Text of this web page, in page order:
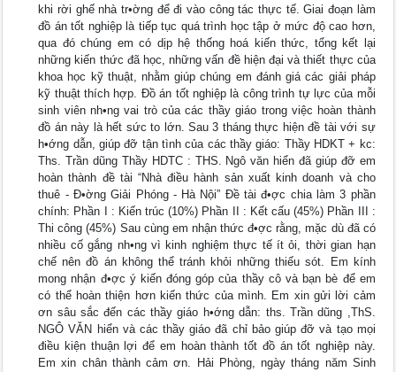
khi rời ghế nhà tr•ờng để đi vào công tác thực tế. Giai đoạn làm
đồ án tốt nghiệp là tiếp tục quá trình học tập ở mức độ cao hơn,
qua đó chúng em có dịp hệ thống hoá kiến thức, tổng kết lại
những kiến thức đã học, những vấn đề hiện đại và thiết thực của
khoa học kỹ thuật, nhằm giúp chúng em đánh giá các giải pháp
kỹ thuật thích hợp. Đồ án tốt nghiệp là công trình tự lực của mỗi
sinh viên nh•ng vai trò của các thầy giáo trong việc hoàn thành
đồ án này là hết sức to lớn. Sau 3 tháng thực hiện đề tài với sự
h•ớng dẫn, giúp đỡ tận tình của các thầy giáo: Thầy HDKT + kc:
Ths. Trần dũng Thầy HDTC : THS. Ngô văn hiển đã giúp đỡ em
hoàn thành đề tài “Nhà điều hành sản xuất kinh doanh và cho
thuê - Đ•ờng Giải Phóng - Hà Nội” Đề tài đ•ợc chia làm 3 phần
chính: Phần I : Kiến trúc (10%) Phần II : Kết cấu (45%) Phần III :
Thi công (45%) Sau cùng em nhận thức đ•ợc rằng, mặc dù đã có
nhiều cố gắng nh•ng vì kinh nghiệm thực tế ít ỏi, thời gian hạn
chế nên đồ án không thể tránh khỏi những thiếu sót. Em kính
mong nhận đ•ợc ý kiến đóng góp của thầy cô và bạn bè để em
có thể hoàn thiện hơn kiến thức của mình. Em xin gửi lời cảm
ơn sâu sắc đến các thầy giáo h•ớng dẫn: ths. Trần dũng ,ThS.
NGÔ VĂN hiển và các thầy giáo đã chỉ bảo giúp đỡ và tạo mọi
điều kiện thuận lợi để em hoàn thành tốt đồ án tốt nghiệp này.
Em xin chân thành cảm ơn. Hải Phòng, ngày tháng năm Sinh